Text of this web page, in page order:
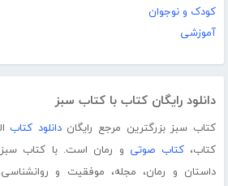
کودک و نوجوان
آموزشی
دانلود رایگان کتاب با کتاب سبز
کتاب سبز بزرگترین مرجع رایگاندانلود کتاب
کتاب،کتاب صوتی و رمان است. با کتاب
داستان و رمان، مجله، موفقیت و روانشناسی،